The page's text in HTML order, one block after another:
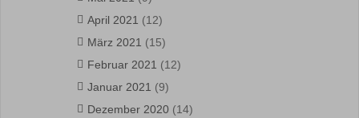
April 2021 (12)
März 2021 (15)
Februar 2021 (12)
Januar 2021 (9)
Dezember 2020 (14)